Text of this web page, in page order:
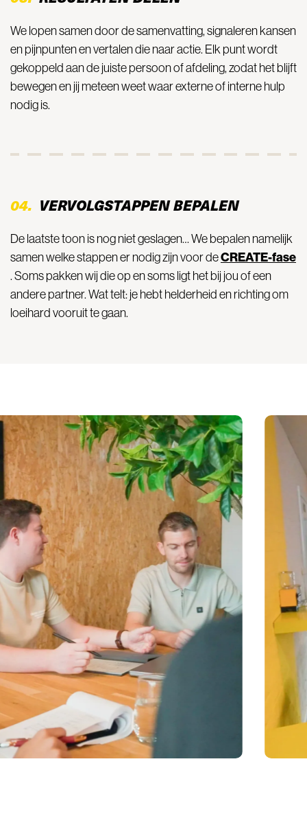
We lopen samen door de samenvatting, signaleren kansen
en pijnpunten en vertalen die naar actie. Elk punt wordt
gekoppeld aan de juiste persoon of afdeling, zodat het blijft
bewegen en jij meteen weet waar externe of interne hulp
nodig is.
04. VERVOLGSTAPPEN BEPALEN
De laatste toon is nog niet geslagen… We bepalen namelijk
samen welke stappen er nodig zijn voor deCREATE-fase
. Soms pakken wij die op en soms ligt het bij jou of een
andere partner. Wat telt: je hebt helderheid en richting om
loeihard vooruit te gaan.